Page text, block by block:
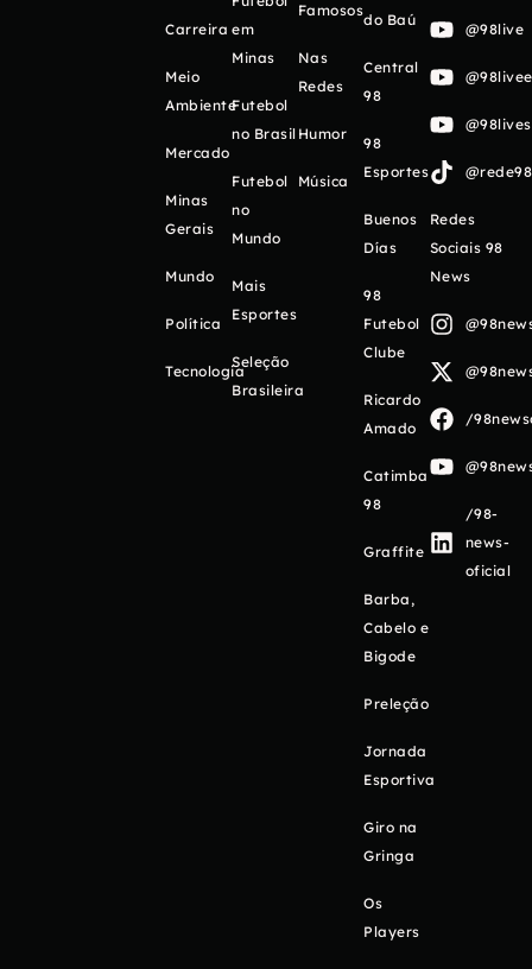
Carreira
Meio
Ambiente
Mercado
Minas
Gerais
Mundo
Política
Tecnologia
em
Minas
Futebol
no Brasil
Futebol
no
Mundo
Mais
Esportes
Seleção
Brasileira
Famosos
Nas
Redes
Humor
Música
do Baú
Central
98
98
Esportes
Buenos
Días
98
Futebol
Clube
Ricardo
Amado
Catimba
98
Graffite
Barba,
Cabelo e
Bigode
Preleção
Jornada
Esportiva
Giro na
Gringa
Os
Players
@98live
Redes
Sociais 98
News
/
/98-
news-
oficial